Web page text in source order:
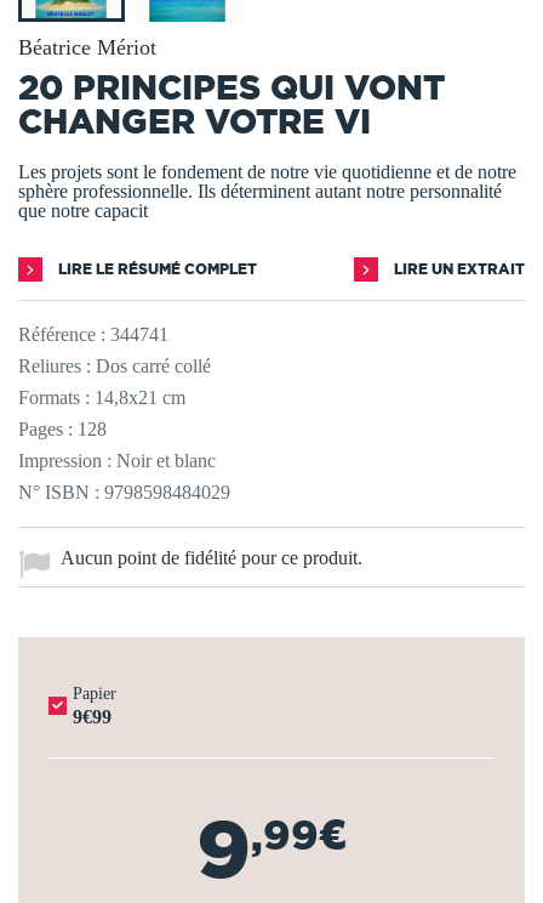
Béatrice Mériot
20 PRINCIPES QUI VONT
CHANGER VOTRE VI
Les projets sont le fondement de notre vie quotidienne et de notre
sphère professionnelle. Ils déterminent autant notre personnalité
que notre capacit
LIRE LE RÉSUMÉ COMPLET LIRE UN EXTRAIT
Référence : 344741
Reliures : Dos carré collé
Formats : 14,8x21 cm
Pages : 128
Impression : Noir et blanc
N° ISBN : 9798598484029
Aucun point de fidélité pour ce produit.
Papier
9€99
9,99€